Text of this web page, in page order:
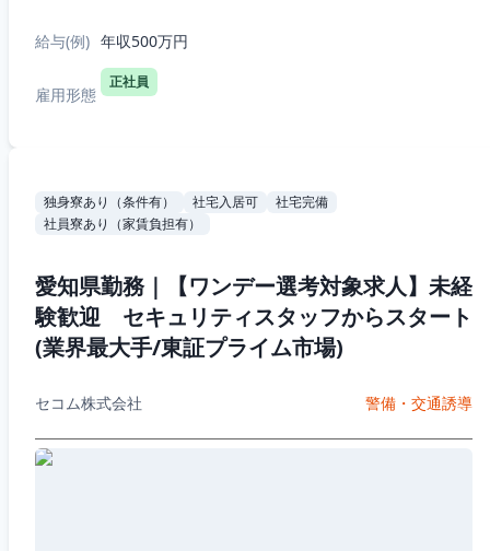
給与(例) 年収500万円
雇用形態
正社員
独身寮あり（条件有） 社宅入居可
社宅完備
社員寮あり（家賃負担有）
愛知県勤務｜【ワンデー選考対象求人】未経
験歓迎 セキュリティスタッフからスタート
(業界最大手/東証プライム市場)
セコム株式会社 警備・交通誘導